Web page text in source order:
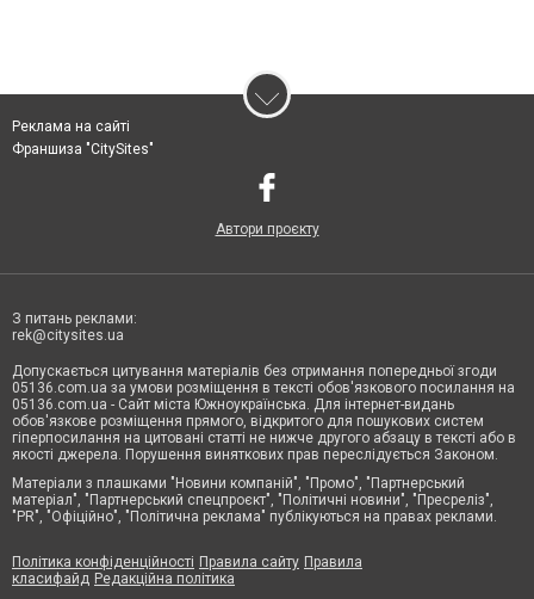
Реклама на сайті
Франшиза "CitySites"
Автори проєкту
З питань реклами:
rek@citysites.ua
Допускається цитування матеріалів без отримання попередньої згоди
05136.com.ua за умови розміщення в тексті обов'язкового посилання на
05136.com.ua - Сайт міста Южноукраїнська. Для інтернет-видань
обов'язкове розміщення прямого, відкритого для пошукових систем
гіперпосилання на цитовані статті не нижче другого абзацу в тексті або в
якості джерела. Порушення виняткових прав переслідується Законом.
Матеріали з плашками "Новини компаній", "Промо", "Партнерський
матеріал", "Партнерський спецпроєкт", "Політичні новини", "Пресреліз",
"PR", "Офіційно", "Політична реклама" публікуються на правах реклами.
Політика конфіденційності Правила сайту Правила
класифайд Редакційна політика